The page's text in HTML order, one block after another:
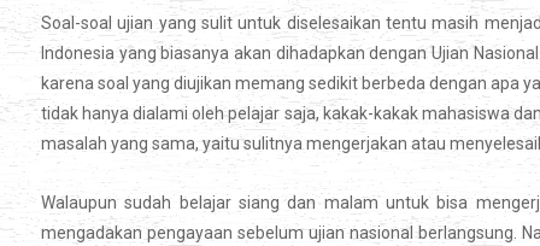
Soal-soal ujian yang sulit untuk diselesaikan tentu masih
Indonesia yang biasanya akan dihadapkan dengan Ujian
karena soal yang diujikan memang sedikit berbeda dengan apa
tidak hanya dialami oleh pelajar saja, kakak-kakak mahasiswa
masalah yang sama, yaitu sulitnya mengerjakan atau
Walaupun sudah belajar siang dan malam untuk bisa
mengadakan pengayaan sebelum ujian nasional berlangsung.